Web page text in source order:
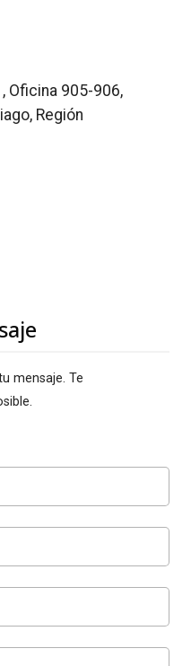
Oficina 905-906,
Región
mensaje. Te